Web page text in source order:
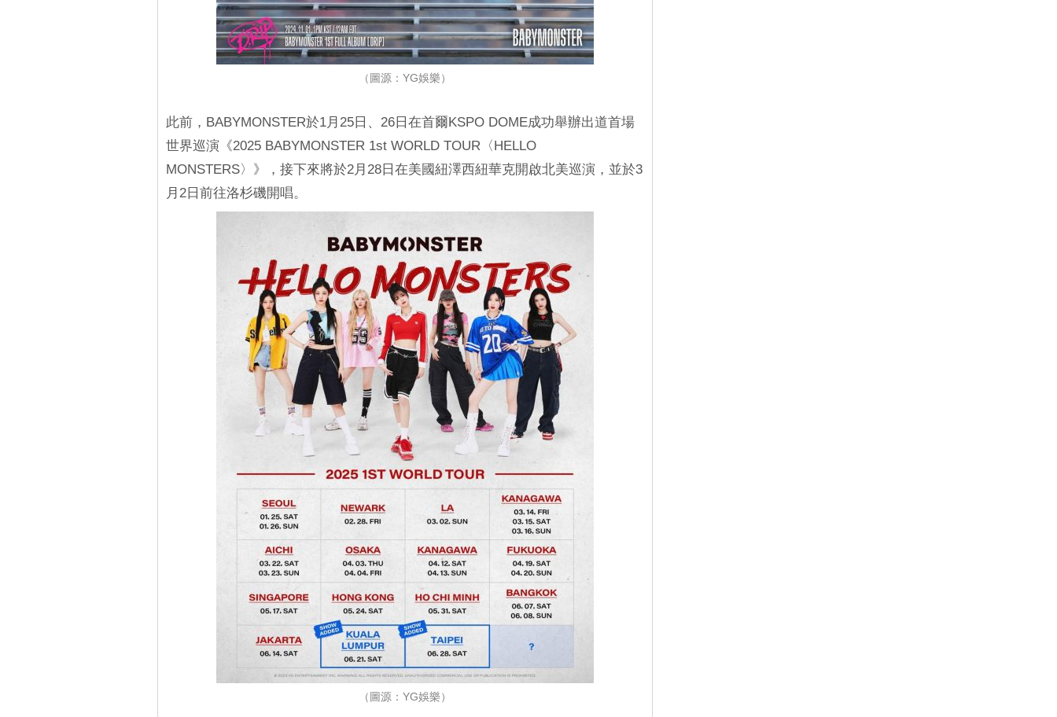
（圖源：YG娛樂）
此前，BABYMONSTER於1月25日、26日在首爾KSPO DOME成功舉辦出道首場
世界巡演《2025 BABYMONSTER 1st WORLD TOUR〈HELLO
MONSTERS〉》，接下來將於2月28日在美國紐澤西紐華克開啟北美巡演，並於3
月2日前往洛杉磯開唱。
（圖源：YG娛樂）